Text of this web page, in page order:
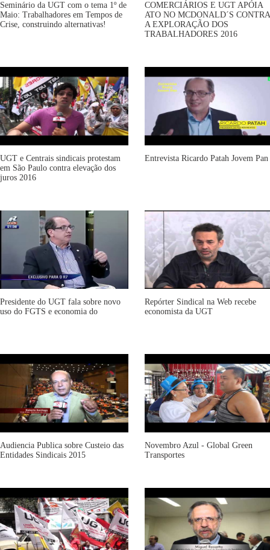
Seminário da UGT com o tema 1º de
Maio: Trabalhadores em Tempos de
Crise, construindo alternativas!
COMERCIÁRIOS E UGT APÓIA
ATO NO MCDONALD´S CONTRA
A EXPLORAÇÃO DOS
TRABALHADORES 2016
UGT e Centrais sindicais protestam
em São Paulo contra elevação dos
juros 2016
Entrevista Ricardo Patah Jovem Pan
Presidente do UGT fala sobre novo
uso do FGTS e economia do
Repórter Sindical na Web recebe
economista da UGT
Audiencia Publica sobre Custeio das
Entidades Sindicais 2015
Novembro Azul - Global Green
Transportes